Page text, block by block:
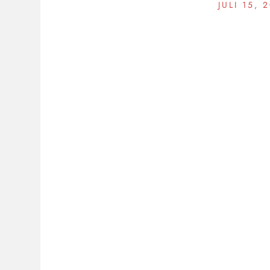
JULI 15,